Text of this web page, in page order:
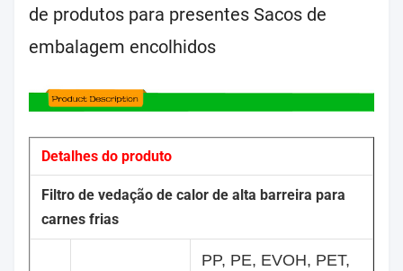
de produtos para presentes Sacos de
embalagem encolhidos
Detalhes do produto
Filtro de vedação de calor de alta barreira para
carnes frias
PP, PE, EVOH, PET,